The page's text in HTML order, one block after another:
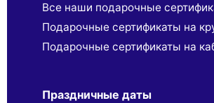
Все наши подарочные
Подарочные сертификаты на
Подарочные сертификаты на
Праздничные даты